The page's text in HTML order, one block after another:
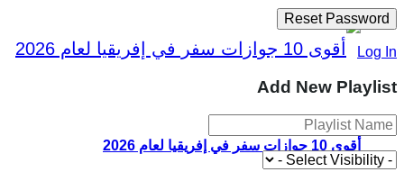
أقوى 10 جوازات سفر في إفريقيا لعام 2026
Log In
Add New Playlist